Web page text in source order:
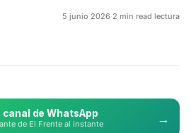
5 junio 2026·2 min read lectura
de WhatsApp
de El Frente al instante →